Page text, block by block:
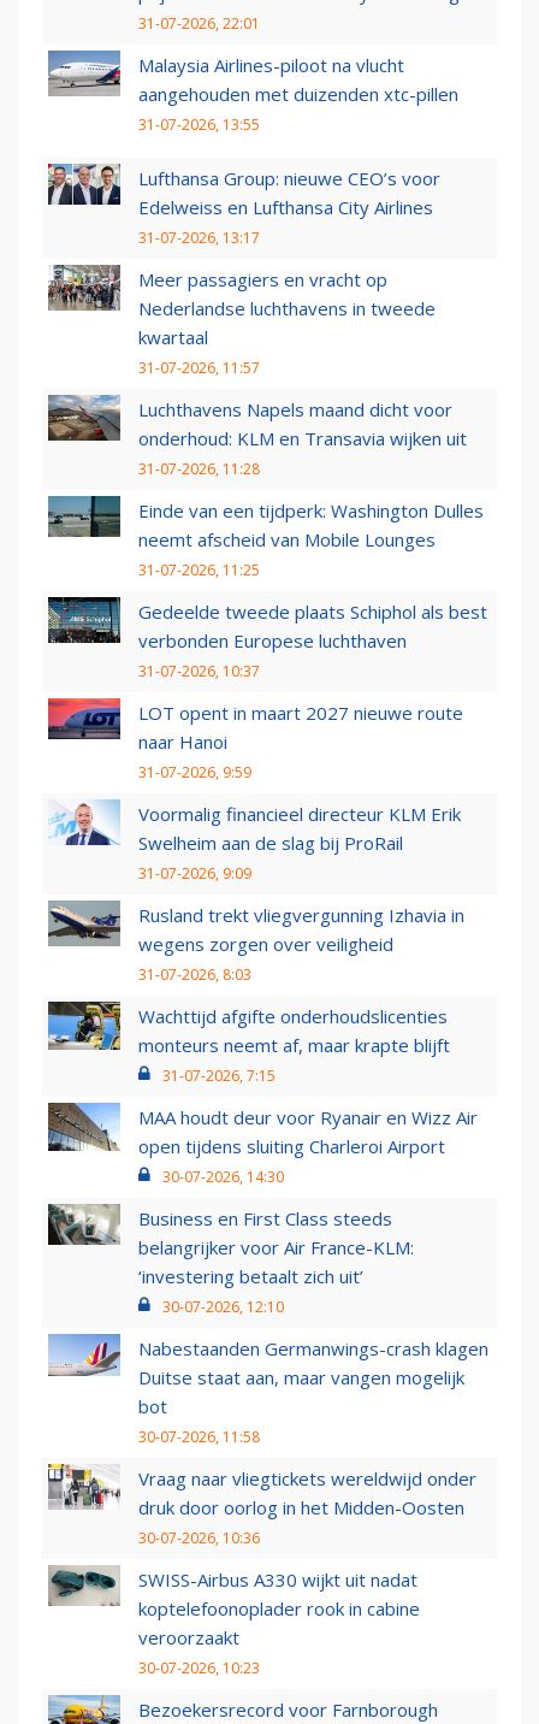
31-07-2026, 22:01
Malaysia Airlines-piloot na vlucht
aangehouden met duizenden xtc-pillen
31-07-2026, 13:55
Lufthansa Group: nieuwe CEO’s voor
Edelweiss en Lufthansa City Airlines
31-07-2026, 13:17
Meer passagiers en vracht op
Nederlandse luchthavens in tweede
kwartaal
31-07-2026, 11:57
Luchthavens Napels maand dicht voor
onderhoud: KLM en Transavia wijken uit
31-07-2026, 11:28
Einde van een tijdperk: Washington Dulles
neemt afscheid van Mobile Lounges
31-07-2026, 11:25
Gedeelde tweede plaats Schiphol als best
verbonden Europese luchthaven
31-07-2026, 10:37
LOT opent in maart 2027 nieuwe route
naar Hanoi
31-07-2026, 9:59
Voormalig financieel directeur KLM Erik
Swelheim aan de slag bij ProRail
31-07-2026, 9:09
Rusland trekt vliegvergunning Izhavia in
wegens zorgen over veiligheid
31-07-2026, 8:03
Wachttijd afgifte onderhoudslicenties
monteurs neemt af, maar krapte blijft
31-07-2026, 7:15
MAA houdt deur voor Ryanair en Wizz Air
open tijdens sluiting Charleroi Airport
30-07-2026, 14:30
Business en First Class steeds
belangrijker voor Air France-KLM:
‘investering betaalt zich uit’
30-07-2026, 12:10
Nabestaanden Germanwings-crash klagen
Duitse staat aan, maar vangen mogelijk
bot
30-07-2026, 11:58
Vraag naar vliegtickets wereldwijd onder
druk door oorlog in het Midden-Oosten
30-07-2026, 10:36
SWISS-Airbus A330 wijkt uit nadat
koptelefoonoplader rook in cabine
veroorzaakt
30-07-2026, 10:23
Bezoekersrecord voor Farnborough